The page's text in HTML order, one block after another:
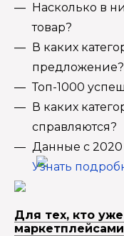
Насколько в
товар?
В каких
предложение?
Топ-1000
В каких
справляются?
Данные с 2020
Узнать
Для тех, кто
маркетплейсами